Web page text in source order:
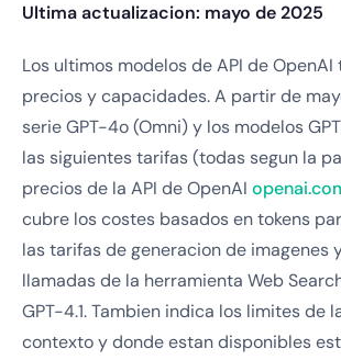
Ultima actualizacion: mayo de 2025
Los ultimos modelos de API de OpenAI
precios y capacidades. A partir de
serie GPT-4o (Omni) y los modelos
las siguientes tarifas (todas segun la
precios de la API de OpenAI
cubre los costes basados en tokens
las tarifas de generacion de imagenes
llamadas de la herramienta Web
GPT-4.1. Tambien indica los limites de
contexto y donde estan disponibles